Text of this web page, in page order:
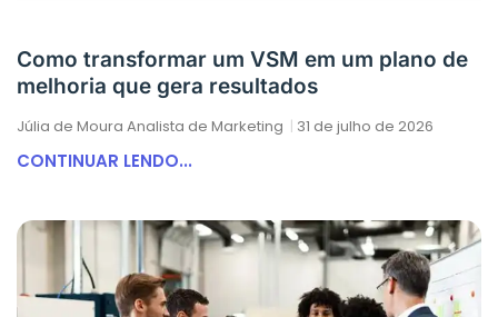
Como transformar um VSM em um plano de
melhoria que gera resultados
Júlia de Moura Analista de Marketing 31 de julho de 2026
CONTINUAR LENDO...